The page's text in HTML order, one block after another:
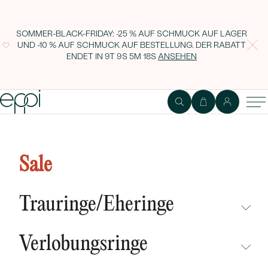
SOMMER-BLACK-FRIDAY: -25 % AUF SCHMUCK AUF LAGER
UND -10 % AUF SCHMUCK AUF BESTELLUNG. DER RABATT
ENDET IN 9T 9S 5M 17SANSEHEN
Sale
Trauringe/Eheringe
NEUHEITEN
Verlobungsringe
Diamanten Baxter